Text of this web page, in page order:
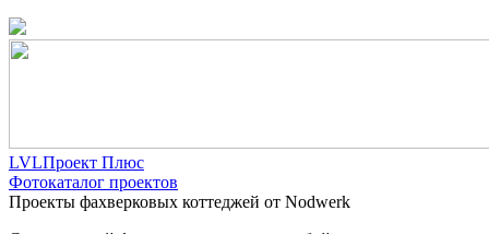
LVLПроект Плюс
Фотокаталог проектов
Проекты фахверковых коттеджей от Nodwerk